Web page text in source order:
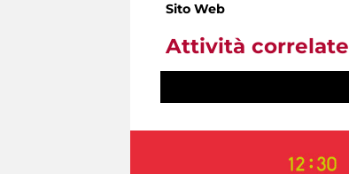
Sito Web
Attività correlate